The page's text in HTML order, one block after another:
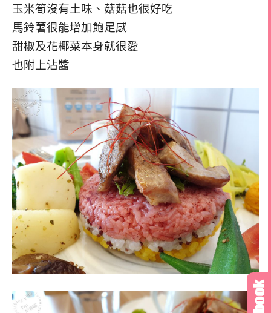
玉米筍沒有土味、菇菇也很好吃
馬鈴薯很能增加飽足感
甜椒及花椰菜本身就很愛
也附上沾醬